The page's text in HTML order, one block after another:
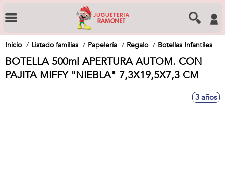
Inicio Listado familias Papelería Regalo Botellas Infantiles
BOTELLA 500ml APERTURA AUTOM. CON
PAJITA MIFFY "NIEBLA" 7,3X19,5X7,3 CM
3 años